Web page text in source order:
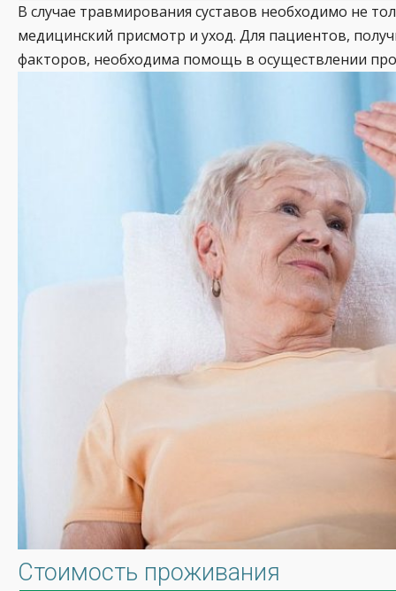
В случае травмирования суставов необходимо не
медицинский присмотр и уход. Для пациентов,
факторов, необходима помощь в осуществлении
Стоимость проживания